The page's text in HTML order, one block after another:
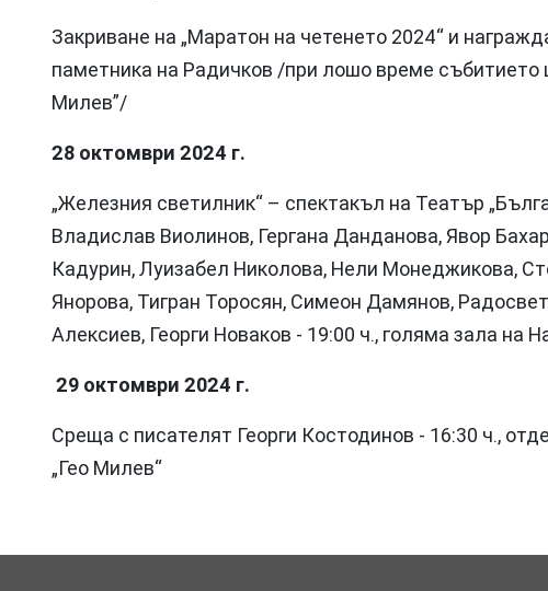
Закриване на „Маратон на четенето 2024“ и
паметника на Радичков /при лошо време събитието
Милев”/
28 октомври 2024 г.
„Железния светилник“ – спектакъл на Театър
Владислав Виолинов, Гергана Данданова, Явор
Кадурин, Луизабел Николова, Нели Монеджикова,
Янорова, Тигран Торосян, Симеон Дамянов,
Алексиев, Георги Новаков - 19:00 ч., голяма зала на
29 октомври 2024 г.
Среща с писателят Георги Костодинов - 16:30 ч.,
„Гео Милев“